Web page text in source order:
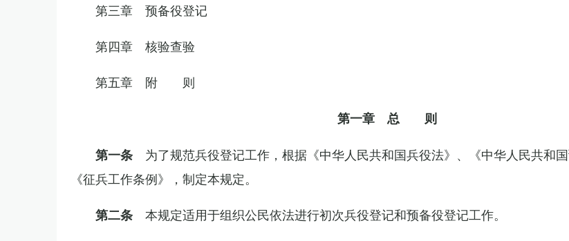
第三章 预备役登记
第四章 核验查验
第五章 附 则
第一章 总 则
第一条 为了规范兵役登记工作，根据《中华人民共和国兵役法》、《中华人民共和国
《征兵工作条例》，制定本规定。
第二条 本规定适用于组织公民依法进行初次兵役登记和预备役登记工作。